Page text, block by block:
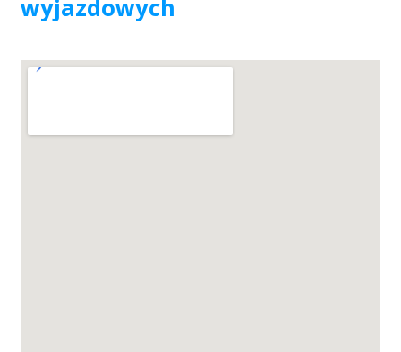
Krwiodawcy
Szpitale
wyjazdowych